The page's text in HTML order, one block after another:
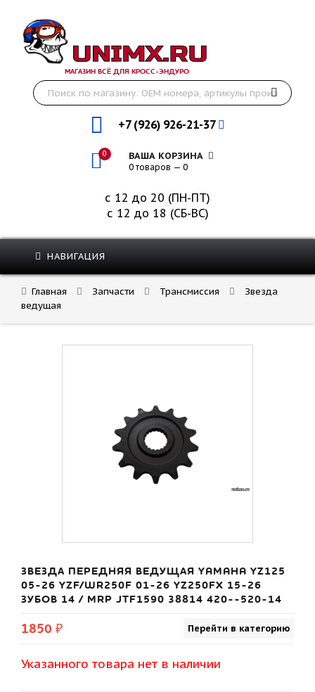
МАГАЗИН ВСЁ ДЛЯ КРОСС-ЭНДУРО
+7 (926) 926-21-37
0 ВАША КОРЗИНА
0 товаров — 0
с 12 до 20 (ПН-ПТ)
с 12 до 18 (СБ-ВС)
НАВИГАЦИЯ
Главная Запчасти Трансмиссия
Звезда
ведущая
ЗВЕЗДА ПЕРЕДНЯЯ ВЕДУЩАЯ YAMAHA YZ125
05-26 YZF/WR250F 01-26 YZ250FX 15-26
ЗУБОВ 14 / MRP JTF1590 38814 420--520-14
1850 ₽ Перейти в категорию
Указанного товара нет в наличии